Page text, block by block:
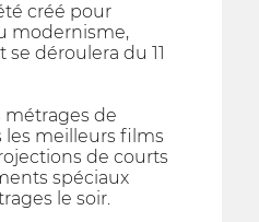
créé pour
modernisme,
déroulera du 11
métrages de
les meilleurs films
de courts
spéciaux
le soir.